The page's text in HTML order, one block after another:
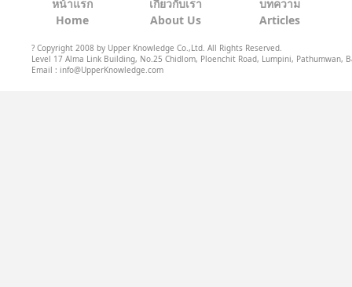
หน้าแรก
Home
เกี่ยวกับเรา
About Us
บทความ
Articles
? Copyright 2008 by Upper Knowledge Co.,Ltd. All Rights Reserved.
Level 17 Alma Link Building, No.25 Chidlom, Ploenchit Road, Lumpini, Pathumwan,
Email : info@UpperKnowledge.com